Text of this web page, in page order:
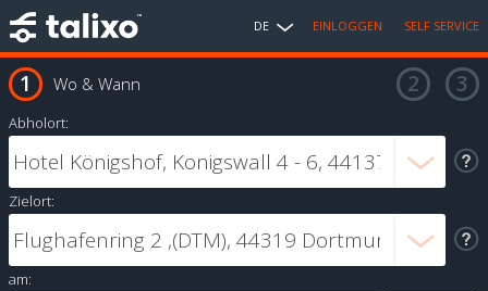
DE EINLOGGEN SELF SERVICE
Wo & Wann
Abholort:
Zielort:
am: